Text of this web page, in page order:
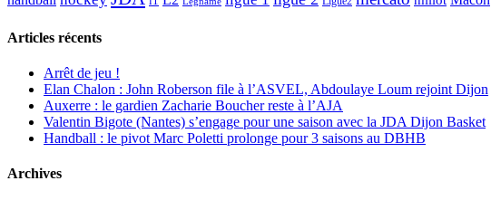
Articles récents
Arrêt de jeu !
Elan Chalon : John Roberson file à l’ASVEL, Abdoulaye Loum rejoint Dijon
Auxerre : le gardien Zacharie Boucher reste à l’AJA
Valentin Bigote (Nantes) s’engage pour une saison avec la JDA Dijon Basket
Handball : le pivot Marc Poletti prolonge pour 3 saisons au DBHB
Archives